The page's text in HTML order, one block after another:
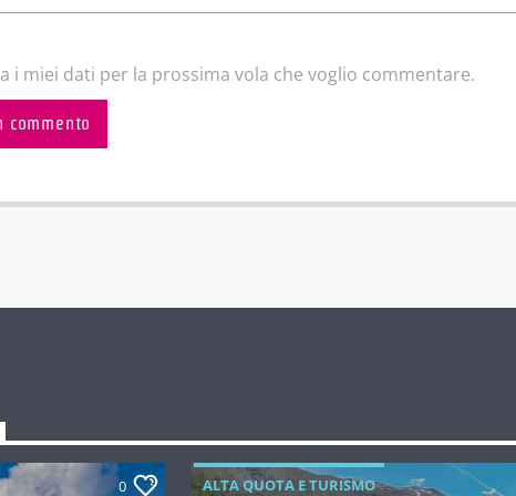
i miei dati per la prossima vola che voglio commentare.
0 ALTA QUOTA E TURISMO